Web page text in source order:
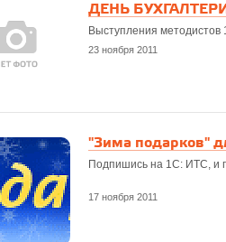
ДЕНЬ
Выступления методистов
23 ноября 2011
"Зима подарков"
Подпишись на 1С: ИТС, и
17 ноября 2011